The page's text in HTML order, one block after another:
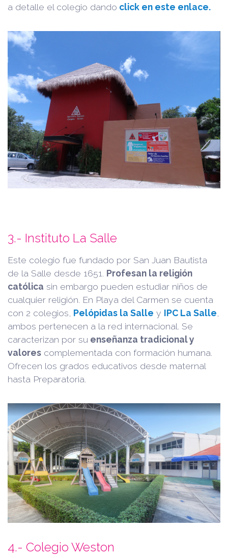
a detalle el colegio dando click en este enlace.
3.- Instituto La Salle
Este colegio fue fundado por San Juan Bautista
de la Salle desde 1651. Profesan la religión
católica sin embargo pueden estudiar niños de
cualquier religión. En Playa del Carmen se cuenta
con 2 colegios, Pelópidas la Salle y IPC La Salle,
ambos pertenecen a la red internacional. Se
caracterizan por su enseñanza tradicional y
valores complementada con formación humana.
Ofrecen los grados educativos desde maternal
hasta Preparatoria.
4.- Colegio Weston